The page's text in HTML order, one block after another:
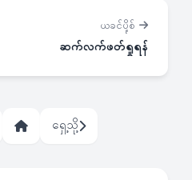
ယခင်ပို့စ်
ဆက်လက်ဖတ်ရှုရန်
ရှေ့သို့